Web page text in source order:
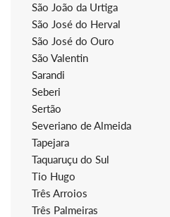
São João da Urtiga
São José do Herval
São José do Ouro
São Valentin
Sarandi
Seberi
Sertão
Severiano de Almeida
Tapejara
Taquaruçu do Sul
Tio Hugo
Três Arroios
Três Palmeiras